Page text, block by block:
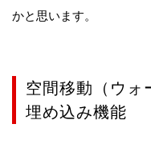
かと思います。
空間移動（ウォ
埋め込み機能